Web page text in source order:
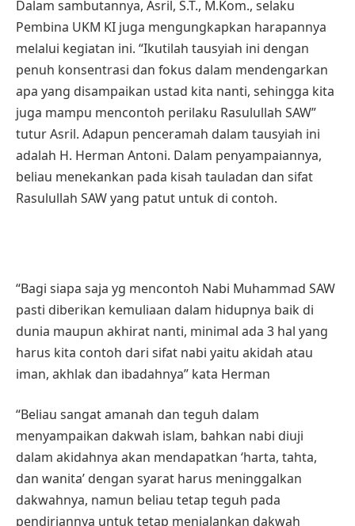
Dalam sambutannya, Asril, S.T., M.Kom., selaku
Pembina UKM KI juga mengungkapkan harapannya
melalui kegiatan ini. “Ikutilah tausyiah ini dengan
penuh konsentrasi dan fokus dalam mendengarkan
apa yang disampaikan ustad kita nanti, sehingga kita
juga mampu mencontoh perilaku Rasulullah SAW”
tutur Asril. Adapun penceramah dalam tausyiah ini
adalah H. Herman Antoni. Dalam penyampaiannya,
beliau menekankan pada kisah tauladan dan sifat
Rasulullah SAW yang patut untuk di contoh.
“Bagi siapa saja yg mencontoh Nabi Muhammad SAW
pasti diberikan kemuliaan dalam hidupnya baik di
dunia maupun akhirat nanti, minimal ada 3 hal yang
harus kita contoh dari sifat nabi yaitu akidah atau
iman, akhlak dan ibadahnya” kata Herman
“Beliau sangat amanah dan teguh dalam
menyampaikan dakwah islam, bahkan nabi diuji
dalam akidahnya akan mendapatkan ‘harta, tahta,
dan wanita’ dengan syarat harus meninggalkan
dakwahnya, namun beliau tetap teguh pada
pendiriannya untuk tetap menjalankan dakwah